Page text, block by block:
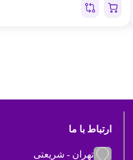
ارتباط با ما
تهران - شریعتی